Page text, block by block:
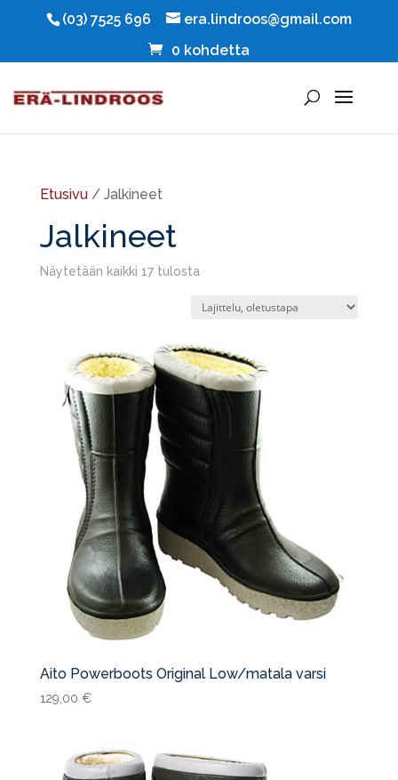
(03) 7525 696
era.lindroos@gmail.com
0 kohdetta
Etusivu/ Jalkineet
Jalkineet
Näytetään kaikki 17 tulosta
Aito Powerboots Original Low/matala varsi
129,00 €